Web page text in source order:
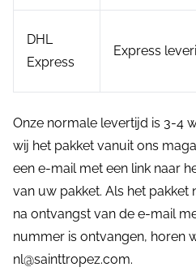
DHL
Express
Express
Onze normale levertijd is 3-4
wij het pakket vanuit ons
een e-mail met een link naar
van uw pakket. Als het pakket
na ontvangst van de e-mail
nummer is ontvangen, horen
nl@sainttropez.com.